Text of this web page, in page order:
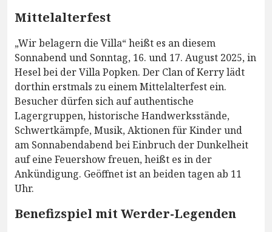
Mittelalterfest
„Wir belagern die Villa“ heißt es an diesem
Sonnabend und Sonntag, 16. und 17. August 2025, in
Hesel bei der Villa Popken. Der Clan of Kerry lädt
dorthin erstmals zu einem Mittelalterfest ein.
Besucher dürfen sich auf authentische
Lagergruppen, historische Handwerksstände,
Schwertkämpfe, Musik, Aktionen für Kinder und
am Sonnabendabend bei Einbruch der Dunkelheit
auf eine Feuershow freuen, heißt es in der
Ankündigung. Geöffnet ist an beiden tagen ab 11
Uhr.
Benefizspiel mit Werder-Legenden